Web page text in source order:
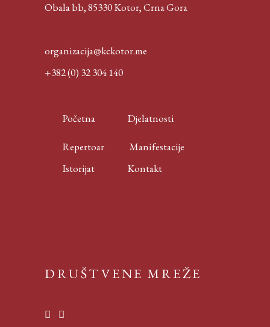
Obala bb, 85330 Kotor,Crna Gora
organizacija@kckotor.me
+382 (0) 32 304 140
Početna Djelatnosti
Repertoar
Manifestacije
Istorijat
Kontakt
DRUŠTVENE MREŽE